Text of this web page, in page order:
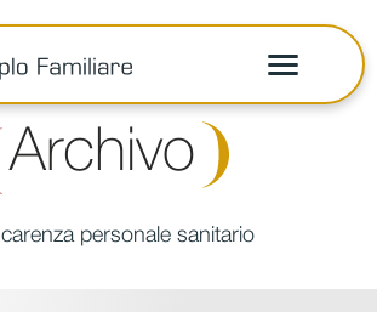
Archivo
carenza personale sanitario